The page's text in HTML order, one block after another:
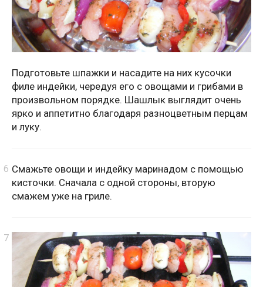
Подготовьте шпажки и насадите на них кусочки
филе индейки, чередуя его с овощами и грибами в
произвольном порядке. Шашлык выглядит очень
ярко и аппетитно благодаря разноцветным перцам
и луку.
Смажьте овощи и индейку маринадом с помощью
кисточки. Сначала с одной стороны, вторую
смажем уже на гриле.